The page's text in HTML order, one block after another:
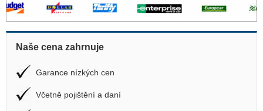
Naše cena zahrnuje
Garance nízkých cen
Včetně pojištění a daní